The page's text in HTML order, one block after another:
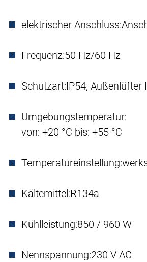
elektrischer Anschluss:
Frequenz:50 Hz/60 Hz
Schutzart:IP54, Außenlüfter
Umgebungstemperatur:
von: +20 °C bis: +55 °C
Temperatureinstellung:
Kältemittel:R134a
Kühlleistung:850 / 960 W
Nennspannung:230 V AC